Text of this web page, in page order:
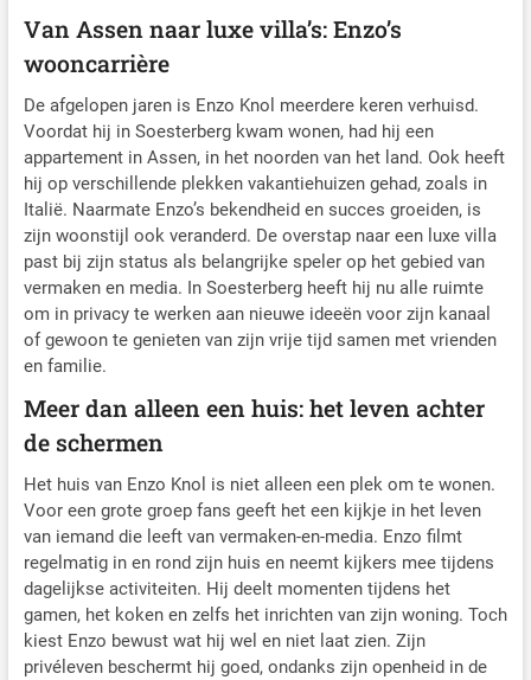
Van Assen naar luxe villa’s: Enzo’s
wooncarrière
De afgelopen jaren is Enzo Knol meerdere keren verhuisd.
Voordat hij in Soesterberg kwam wonen, had hij een
appartement in Assen, in het noorden van het land. Ook heeft
hij op verschillende plekken vakantiehuizen gehad, zoals in
Italië. Naarmate Enzo’s bekendheid en succes groeiden, is
zijn woonstijl ook veranderd. De overstap naar een luxe villa
past bij zijn status als belangrijke speler op het gebied van
vermaken en media. In Soesterberg heeft hij nu alle ruimte
om in privacy te werken aan nieuwe ideeën voor zijn kanaal
of gewoon te genieten van zijn vrije tijd samen met vrienden
en familie.
Meer dan alleen een huis: het leven achter
de schermen
Het huis van Enzo Knol is niet alleen een plek om te wonen.
Voor een grote groep fans geeft het een kijkje in het leven
van iemand die leeft van vermaken-en-media. Enzo filmt
regelmatig in en rond zijn huis en neemt kijkers mee tijdens
dagelijkse activiteiten. Hij deelt momenten tijdens het
gamen, het koken en zelfs het inrichten van zijn woning. Toch
kiest Enzo bewust wat hij wel en niet laat zien. Zijn
privéleven beschermt hij goed, ondanks zijn openheid in de